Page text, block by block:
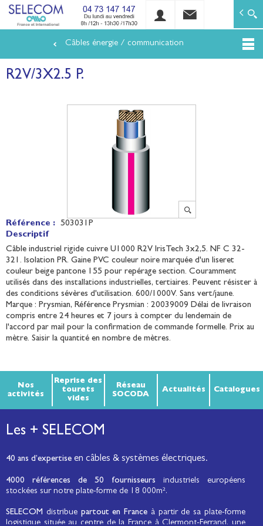
au
contenu
SELECOM
Matériels de réseaux électriques basse tension et
Câbles énergie / communication
R2V/3X2.5 P.
Référence : 503031P
Descriptif
Câble industriel rigide cuivre U1000 R2V IrisTech 3x2,5. NF C 32-
321. Isolation PR. Gaine PVC couleur noire marquée d'un liseret
couleur beige pantone 155 pour repérage section. Couramment
utilisés dans des installations industrielles, tertiaires. Peuvent résister à
des conditions sévères d'utilisation. 600/1000V. Sans vert/jaune.
Marque : Prysmian, Référence Prysmian : 20039009 Délai de livraison
compris entre 24 heures et 7 jours à compter du lendemain de
l'accord par mail pour la confirmation de commande formelle. Prix au
mètre. Saisir la quantité en nombre de mètres.
Nos
activités
Reprise des
tourets
vides
Réseau
SOCODA
Actualités Catalogues
Les + SELECOM
40 ans d’expertise en câbles & systèmes électriques.
4000 références de 50 fournisseurs industriels européens
stockées sur notre plate-forme de 18 000m².
SELECOM distribue partout en France à partir de sa plate-forme
logistique située au centre de la France à Clermont-Ferrand, une